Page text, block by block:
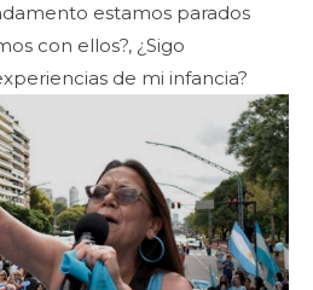
estamos parados
con ellos?, ¿Sigo
de mi infancia?